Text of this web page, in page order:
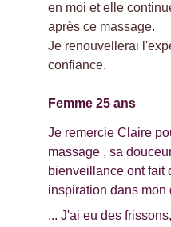
en moi et elle
après ce massage.
Je renouvellerai
confiance.
Femme 25 ans
Je remercie Claire
massage , sa
bienveillance ont fait
inspiration dans mon
... J'ai eu des